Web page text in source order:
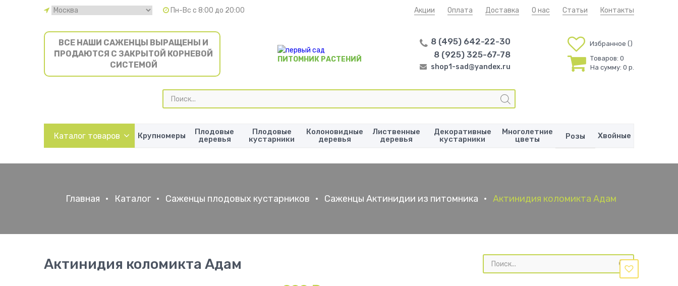
Пн-Вс с 8:00 до 20:00 Акции Оплата Доставка О нас Статьи Контакты
ВСЕ НАШИ САЖЕНЦЫ ВЫРАЩЕНЫ И
ПРОДАЮТСЯ С ЗАКРЫТОЙ КОРНЕВОЙ
СИСТЕМОЙ
ПИТОМНИК РАСТЕНИЙ
8 (495) 642-22-30
8 (925) 325-67-78
shop1-sad@yandex.ru
Избранное
Товаров: 0
На сумму: 0 р.
Поиск
товаров
Каталог товаров Крупномеры
Плодовые
деревья
Плодовые
кустарники
Колоновидные
деревья
Лиственные
деревья
Декоративные
кустарники
Многолетние
цветы
Розы Хвойные
Главная • Каталог • Саженцы плодовых кустарников • Саженцы Актинидии из питомника • Актинидия коломикта Адам
Актинидия коломикта Адам
Поиск
товаров